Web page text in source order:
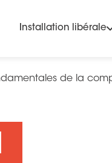
Installation libérale
de la